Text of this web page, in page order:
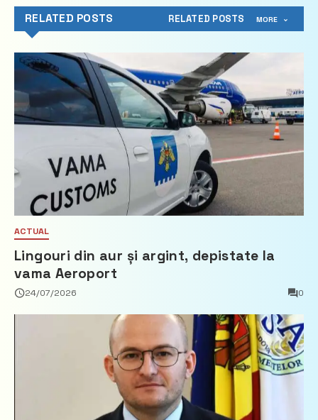
RELATED POSTS RELATED POSTS MORE
ACTUAL
Lingouri din aur și argint, depistate la
vama Aeroport
24/07/2026 0